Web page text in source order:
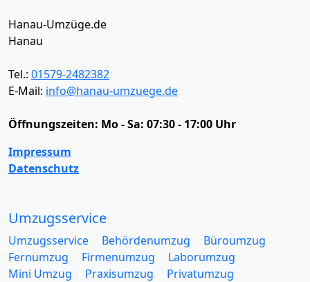
Hanau-Umzüge.de
Hanau
Tel.: 01579-2482382
E-Mail: info@hanau-umzuege.de
Öffnungszeiten: Mo - Sa: 07:30 - 17:00 Uhr
Impressum
Datenschutz
Umzugsservice
Umzugsservice Behördenumzug
Büroumzug
Fernumzug
Firmenumzug
Laborumzug
Mini Umzug
Praxisumzug
Privatumzug